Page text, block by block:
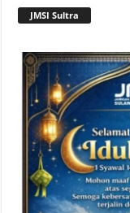
JMSI Sultra